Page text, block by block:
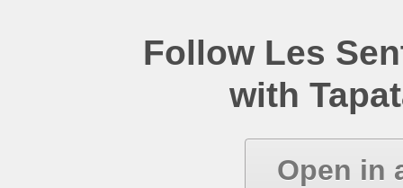
Follow Les
with
Open in